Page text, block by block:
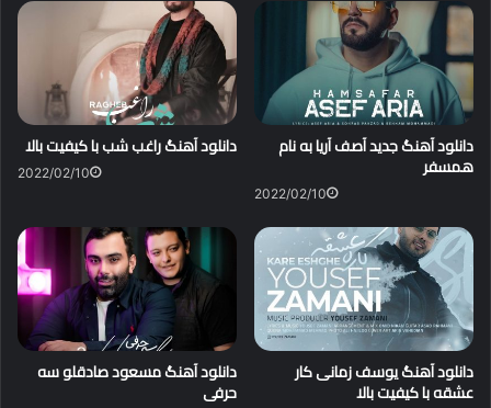
دانلود آهنگ راغب شب با کیفیت بالا
2022/02/10
دانلود آهنگ جدید آصف آریا به نام
همسفر
2022/02/10
دانلود آهنگ مسعود صادقلو سه
حرفی
دانلود آهنگ یوسف زمانی کار
عشقه با کیفیت بالا